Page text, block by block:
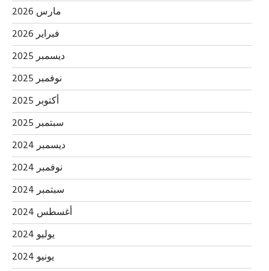
مارس 2026
فبراير 2026
ديسمبر 2025
نوفمبر 2025
أكتوبر 2025
سبتمبر 2025
ديسمبر 2024
نوفمبر 2024
سبتمبر 2024
أغسطس 2024
يوليو 2024
يونيو 2024